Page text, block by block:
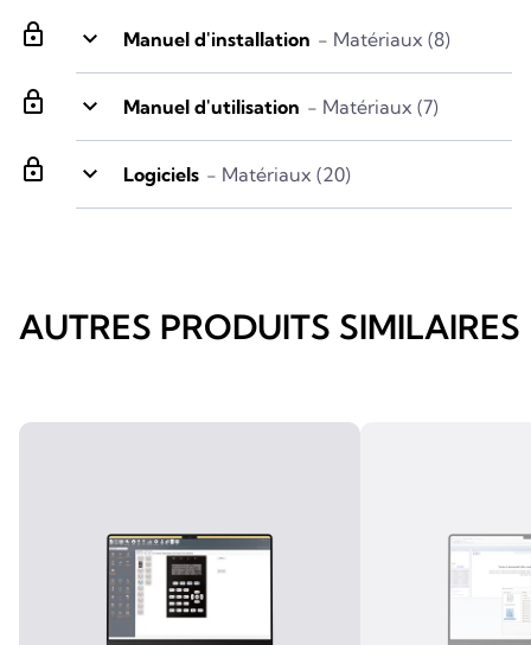
lock keyboard_arrow_down Manuel d'installation - Matériaux (8)
lock keyboard_arrow_down Manuel d'utilisation - Matériaux (7)
lock keyboard_arrow_down Logiciels - Matériaux (20)
AUTRES PRODUITS SIMILAIRES